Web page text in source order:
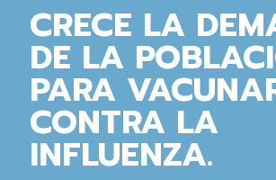
CRECE LA
DE LA
PARA
CONTRA LA
INFLUENZA.